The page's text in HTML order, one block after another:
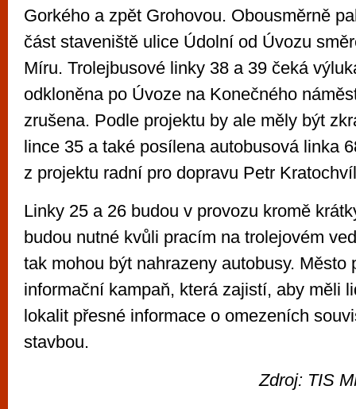
Gorkého a zpět Grohovou. Obousměrně
část staveniště ulice Údolní od Úvozu
Míru. Trolejbusové linky 38 a 39 čeká
odkloněna po Úvoze na Konečného
zrušena. Podle projektu by ale měly být
lince 35 a také posílena autobusová linka
z projektu radní pro dopravu Petr
Linky 25 a 26 budou v provozu kromě
budou nutné kvůli pracím na trolejovém
tak mohou být nahrazeny autobusy. Město
informační kampaň, která zajistí, aby měli
lokalit přesné informace o omezeních
stavbou.
Zdroj: TIS